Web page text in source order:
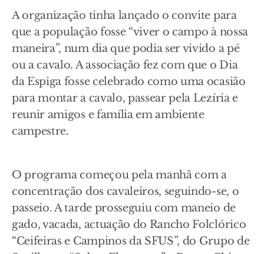
A organização tinha lançado o convite para
que a população fosse “viver o campo à nossa
maneira”, num dia que podia ser vivido a pé
ou a cavalo. A associação fez com que o Dia
da Espiga fosse celebrado como uma ocasião
para montar a cavalo, passear pela Lezíria e
reunir amigos e família em ambiente
campestre.
O programa começou pela manhã com a
concentração dos cavaleiros, seguindo-se, o
passeio. A tarde prosseguiu com maneio de
gado, vacada, actuação do Rancho Folclórico
“Ceifeiras e Campinos da SFUS”, do Grupo de